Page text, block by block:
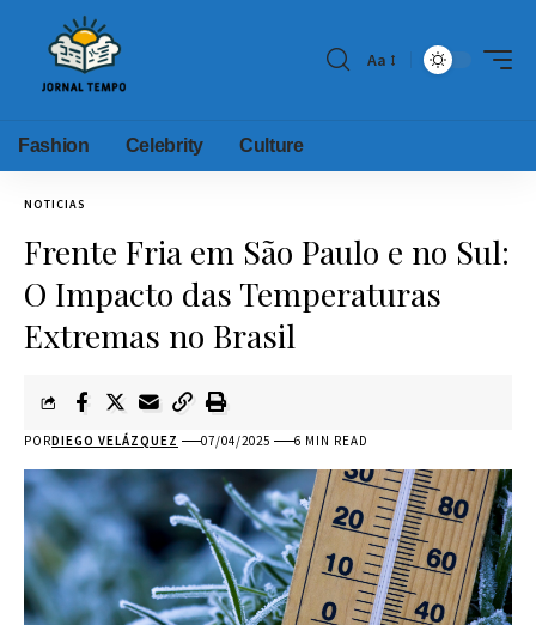
Aa
Fashion Celebrity Culture
NOTICIAS
Frente Fria em São Paulo e no Sul:
O Impacto das Temperaturas
Extremas no Brasil
PORDIEGO VELÁZQUEZ 07/04/2025 6 MIN READ